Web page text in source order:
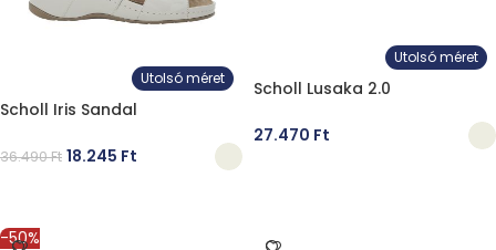
Utolsó méret
Scholl Iris Sandal
36.490Ft 18.245 Ft
Utolsó méret
Scholl Lusaka 2.0
27.470 Ft
-50%